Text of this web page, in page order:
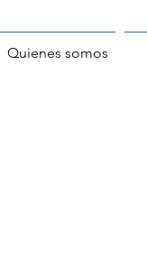
Quienes somos